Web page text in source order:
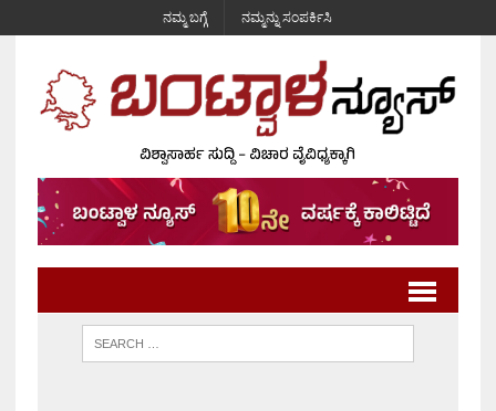
ನಮ್ಮ ಬಗ್ಗೆ ನಮ್ಮನ್ನು ಸಂಪರ್ಕಿಸಿ